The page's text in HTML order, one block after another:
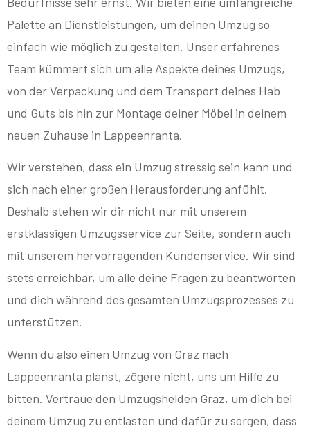
Palette an Dienstleistungen, um deinen Umzug so
einfach wie möglich zu gestalten. Unser erfahrenes
Team kümmert sich um alle Aspekte deines Umzugs,
von der Verpackung und dem Transport deines Hab
und Guts bis hin zur Montage deiner Möbel in deinem
neuen Zuhause in Lappeenranta.
Wir verstehen, dass ein Umzug stressig sein kann und
sich nach einer großen Herausforderung anfühlt.
Deshalb stehen wir dir nicht nur mit unserem
erstklassigen Umzugsservice zur Seite, sondern auch
mit unserem hervorragenden Kundenservice. Wir sind
stets erreichbar, um alle deine Fragen zu beantworten
und dich während des gesamten Umzugsprozesses zu
unterstützen.
Wenn du also einen Umzug von Graz nach
Lappeenranta planst, zögere nicht, uns um Hilfe zu
bitten. Vertraue den Umzugshelden Graz, um dich bei
deinem Umzug zu entlasten und dafür zu sorgen, dass